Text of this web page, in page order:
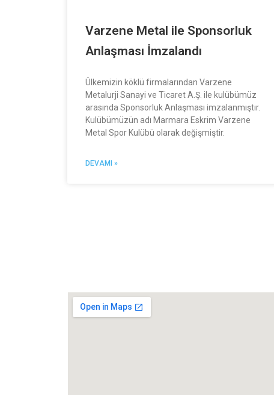
Varzene Metal ile Sponsorluk
Anlaşması İmzalandı
Ülkemizin köklü firmalarından Varzene
Metalurji Sanayi ve Ticaret A.Ş. ile kulübümüz
arasında Sponsorluk Anlaşması imzalanmıştır.
Kulübümüzün adı Marmara Eskrim Varzene
Metal Spor Kulübü olarak değişmiştir.
DEVAMI »